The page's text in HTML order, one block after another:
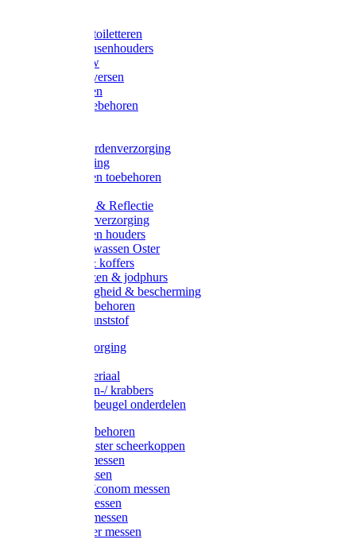
Poetsen & toiletteren
Zadel-/Trensenhouders
Halstertouw
Halsters diversen
Hoofdstellen
Zadel & toebehoren
Rapide paardenverzorging
Ruiter kleding
Hoofdstellen toebehoren
Verlichting & Reflectie
Rapide leerverzorging
Likstenen en houders
Poetsen & wassen Oster
Poetssets & koffers
Ruiter laarzen & jodphurs
Ruiter veiligheid & bescherming
Ruiter - toebehoren
Voerbak kunststof
Klauwverzorging
Injectiemateriaal
Hoefmessen-/ krabbers
Hoefbekapbeugel onderdelen
Messen toebehoren
Moser & Oster scheerkoppen
Hauptner messen
Liscop messen
Aesculap/Econom messen
Heiniger messen
Constanta messen
FarmClipper messen